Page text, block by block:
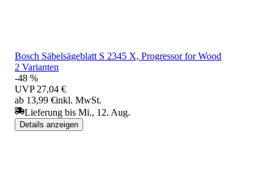
Bosch Säbelsägeblatt S 2345 X, Progressor for Wood
2 Varianten
-48 %
UVP 27,04 €
ab 13,99 €inkl. MwSt.
Lieferung bis Mi., 12. Aug.
Details anzeigen